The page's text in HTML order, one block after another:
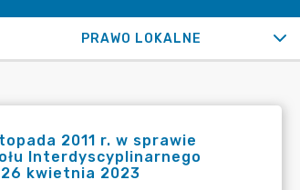
PRAWO LOKALNE
2011 r. w sprawie
Interdyscyplinarnego
kwietnia 2023